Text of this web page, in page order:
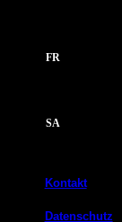
FR
SA
Kontakt
Datenschutz